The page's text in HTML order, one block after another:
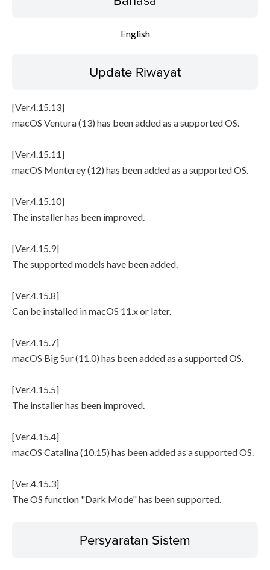
English
Update Riwayat
[Ver.4.15.13]
macOS Ventura (13) has been added as a supported OS.
[Ver.4.15.11]
macOS Monterey (12) has been added as a supported OS.
[Ver.4.15.10]
The installer has been improved.
[Ver.4.15.9]
The supported models have been added.
[Ver.4.15.8]
Can be installed in macOS 11.x or later.
[Ver.4.15.7]
macOS Big Sur (11.0) has been added as a supported OS.
[Ver.4.15.5]
The installer has been improved.
[Ver.4.15.4]
macOS Catalina (10.15) has been added as a supported OS.
[Ver.4.15.3]
The OS function "Dark Mode" has been supported.
Persyaratan Sistem